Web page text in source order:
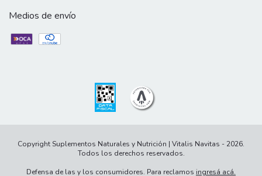
Medios de envío
Copyright Suplementos Naturales y Nutrición | Vitalis Navitas - 2026.
Todos los derechos reservados.
Defensa de las y los consumidores. Para reclamos ingresá acá.